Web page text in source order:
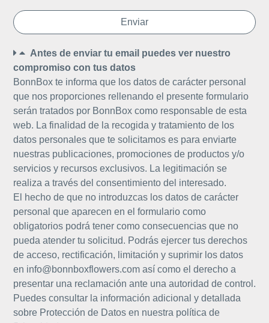
Enviar
Antes de enviar tu email puedes ver nuestro
compromiso con tus datos
BonnBox te informa que los datos de carácter personal
que nos proporciones rellenando el presente formulario
serán tratados por BonnBox como responsable de esta
web. La finalidad de la recogida y tratamiento de los
datos personales que te solicitamos es para enviarte
nuestras publicaciones, promociones de productos y/o
servicios y recursos exclusivos. La legitimación se
realiza a través del consentimiento del interesado.
El hecho de que no introduzcas los datos de carácter
personal que aparecen en el formulario como
obligatorios podrá tener como consecuencias que no
pueda atender tu solicitud. Podrás ejercer tus derechos
de acceso, rectificación, limitación y suprimir los datos
en info@bonnboxflowers.com así como el derecho a
presentar una reclamación ante una autoridad de control.
Puedes consultar la información adicional y detallada
sobre Protección de Datos en nuestra política de